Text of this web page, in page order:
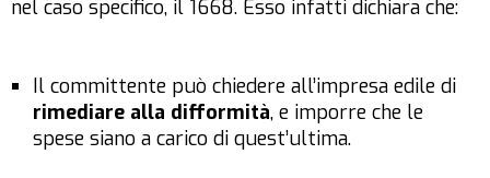
nel caso specifico, il 1668. Esso infatti dichiara che:
Il committente può chiedere all’impresa edile di
rimediare alla difformità, e imporre che le
spese siano a carico di quest’ultima.